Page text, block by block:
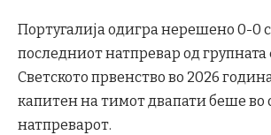
Португалија одигра нерешено 0-0
последниот натпревар од групната
Светското првенство во 2026
капитен на тимот двапати беше во
натпреварот.